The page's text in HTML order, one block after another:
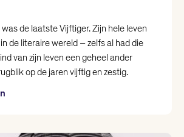
de laatste Vijftiger. Zijn hele leven
de literaire wereld – zelfs al had die
van zijn leven een geheel ander
op de jaren vijftig en zestig.